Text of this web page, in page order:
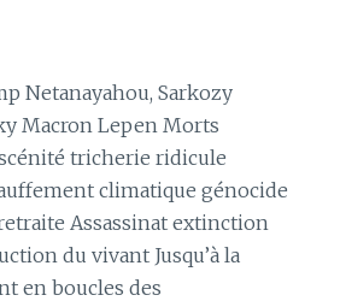
Netanayahou, Sarkozy
Macron Lepen Morts
tricherie ridicule
climatique génocide
Assassinat extinction
du vivant Jusqu’à la
en boucles des